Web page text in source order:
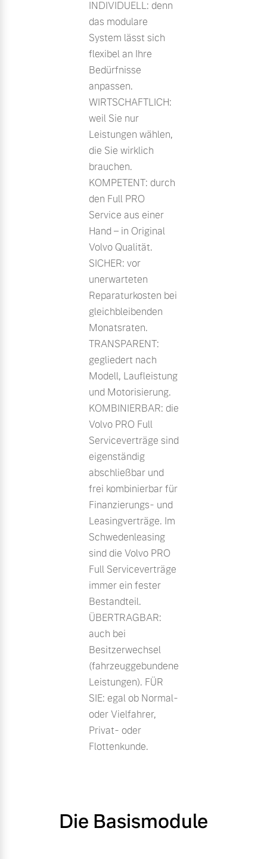
INDIVIDUELL: denn
das modulare
System lässt sich
flexibel an Ihre
Bedürfnisse
anpassen.
WIRTSCHAFTLICH:
weil Sie nur
Leistungen wählen,
die Sie wirklich
brauchen.
KOMPETENT: durch
den Full PRO
Service aus einer
Hand – in Original
Volvo Qualität.
SICHER: vor
unerwarteten
Reparaturkosten bei
gleichbleibenden
Monatsraten.
TRANSPARENT:
gegliedert nach
Modell, Laufleistung
und Motorisierung.
KOMBINIERBAR: die
Volvo PRO Full
Serviceverträge sind
eigenständig
abschließbar und
frei kombinierbar für
Finanzierungs- und
Leasingverträge. Im
Schwedenleasing
sind die Volvo PRO
Full Serviceverträge
immer ein fester
Bestandteil.
ÜBERTRAGBAR:
auch bei
Besitzerwechsel
(fahrzeuggebundene
Leistungen). FÜR
SIE: egal ob Normal-
oder Vielfahrer,
Privat- oder
Flottenkunde.
Die Basismodule